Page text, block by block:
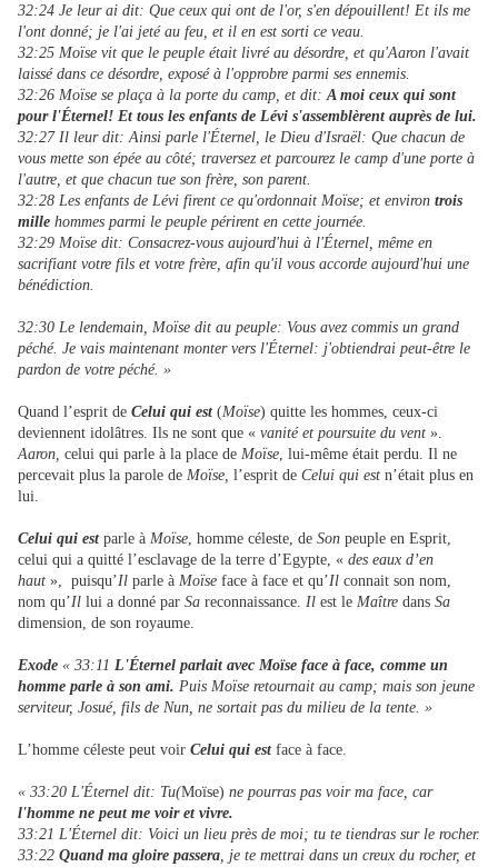
32:24 Je leur ai dit: Que ceux qui ont de l'or, s'en dépouillent! Et ils me
l'ont donné; je l'ai jeté au feu, et il en est sorti ce veau.
32:25 Moïse vit que le peuple était livré au désordre, et qu'Aaron l'avait
laissé dans ce désordre, exposé à l'opprobre parmi ses ennemis.
32:26 Moïse se plaça à la porte du camp, et dit:A moi ceux qui sont
pour l'Éternel! Et tous les enfants de Lévi s'assemblèrent auprès de lui.
32:27 Il leur dit: Ainsi parle l'Éternel, le Dieu d'Israël: Que chacun de
vous mette son épée au côté; traversez et parcourez le camp d'une porte à
l'autre, et que chacun tue son frère, son parent.
32:28 Les enfants de Lévi firent ce qu'ordonnait Moïse; et environ trois
mille hommes parmi le peuple périrent en cette journée.
32:29 Moïse dit: Consacrez-vous aujourd'hui à l'Éternel, même en
sacrifiant votre fils et votre frère, afin qu'il vous accorde aujourd'hui une
bénédiction.
32:30 Le lendemain, Moïse dit au peuple: Vous avez commis un grand
péché. Je vais maintenant monter vers l'Éternel: j'obtiendrai peut-être le
pardon de votre péché. »
Quand l’esprit de Celui qui est(Moïse) quitte les hommes, ceux-ci
deviennent idolâtres. Ils ne sont que « vanité et poursuite du vent ».
Aaron, celui qui parle à la place de Moïse, lui-même était perdu. Il ne
percevait plus la parole de Moïse, l’esprit de Celui qui est n’était plus en
lui.
Celui qui estparle à Moïse, homme céleste, de Son peuple en Esprit,
celui qui a quitté l’esclavage de la terre d’Egypte, « des eaux d’en
haut », puisqu’Il parle à Moïse face à face et qu’Il connait son nom,
nom qu’Il lui a donné par Sa reconnaissance. Il est le Maître dans Sa
dimension, de son royaume.
Exode « 33:11 L'Éternel parlait avec Moïse face à face, comme un
homme parle à son ami. Puis Moïse retournait au camp; mais son jeune
serviteur, Josué, fils de Nun, ne sortait pas du milieu de la tente. »
L’homme céleste peut voir Celui qui estface à face.
« 33:20 L'Éternel dit: Tu(Moïse) ne pourras pas voir ma face, car
l'homme ne peut me voir et vivre.
33:21 L'Éternel dit: Voici un lieu près de moi; tu te tiendras sur le rocher.
33:22 Quand ma gloire passera, je te mettrai dans un creux du rocher, et